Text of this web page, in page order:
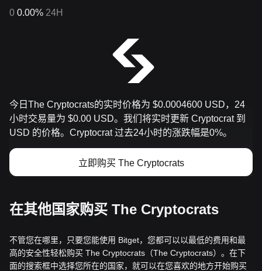
0 0.00% 24H
今日The Cryptocrats的实时价格为 $0.0004600 USD，24
小时交易量为 $0.00 USD。我们将实时更新 Cryptocrat 到
USD 的价格。Cryptocrat 过去24小时的涨跌幅是0%。
立即购买 The Cryptocrats
在其他国家购买 The Cryptocrats
不管您在哪里，只要您能使用 Bitget，您都可以以最低的费用和最
高的安全性轻松购买 The Cryptocrats（The Cryptocrats）。在下
面的搜索框中选择您所在的国家，就可以在您喜欢的地方开始购买